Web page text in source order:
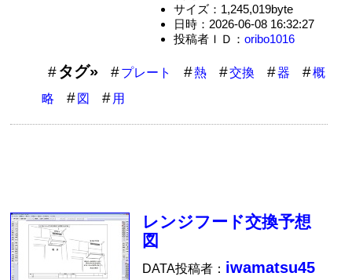
サイズ：1,245,019byte
日時：2026-06-08 16:32:27
投稿者ＩＤ： oribo1016
タグ» プレート 熱 交換 器
概
略
図 用
レンジフード交換予想
図
DATA投稿者： iwamatsu45